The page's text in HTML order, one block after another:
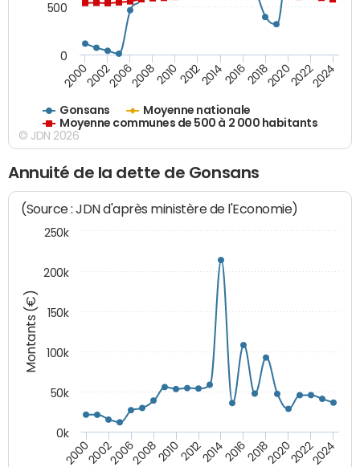
Gonsans
Moyenne nationale
Moyenne communes de 500 à 2 000 habitants
200020022006200820102012201420162018202020222024
0
500
© JDN 2026
Annuité de la dette de Gonsans
Montants (€)
(Source : JDN d'après ministère de l'Economie)
200020022006200820102012201420162018202020222024
0k
50k
100k
150k
200k
250k